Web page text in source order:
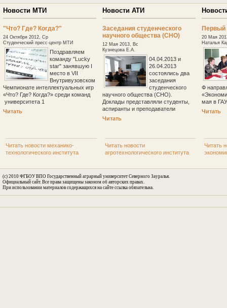
Новости МТИ
"Что? Где? Когда?"
24 Октября 2012, Ср
Студенческий пресс-центр МТИ
Поздравляем
команду "Lucky
star" занявшую I
место в VII
Внутривузовском
Чемпионате интеллектуальных игр
«Что? Где? Когда?» среди команд
университета 1
Читать
Новости АТИ
Заседания студенческого
научного общества (СНО)
12 Мая 2013, Вс
Кузнецова Е.А.
04.04.2013 и
26.04.2013
состоялись два
заседания
студенческого
научного общества (СНО).
Доклады представляли студенты,
аспиранты и преподаватели
Читать
Первый
20 Мая
Наталья
Ф
мая в ГАУ
Читать
Читать новости механико-
технологического института
Читать новости
агротехнологического института
Читать
(c) 2010 ФГБОУ ВПО Государственный аграрный университет Северного Зауралья.
Официальный сайт. Все права защищены законом об авторских правах.
При использовании материалов содержащихся на сайте ссылка обязательна.